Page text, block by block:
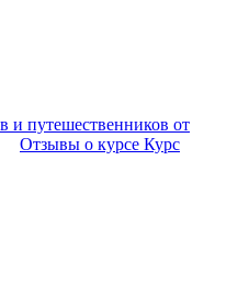
и путешественников от
Отзывы о курсе Курс